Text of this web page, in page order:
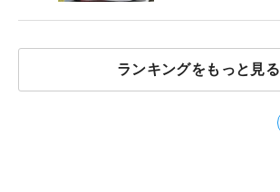
ランキングをもっと見る